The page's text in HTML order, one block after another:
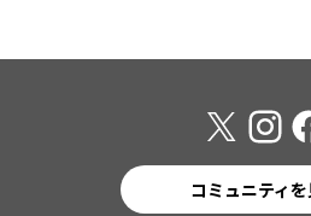
コミュニティ